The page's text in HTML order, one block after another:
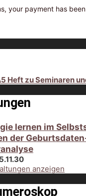
your payment has
Heft zu Seminaren
lernen im
der
anzeigen